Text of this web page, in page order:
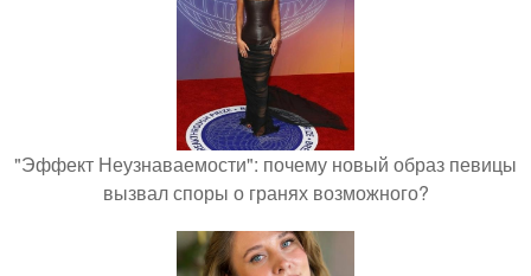
"Эффект Неузнаваемости": почему новый образ певицы
вызвал споры о гранях возможного?